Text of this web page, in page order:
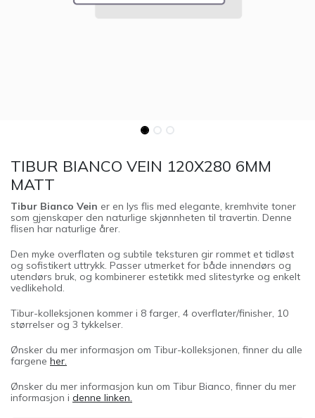
TIBUR BIANCO VEIN 120X280 6MM
MATT
Tibur Bianco Vein er en lys flis med elegante, kremhvite toner
som gjenskaper den naturlige skjønnheten til travertin. Denne
flisen har naturlige årer.
Den myke overflaten og subtile teksturen gir rommet et tidløst
og sofistikert uttrykk. Passer utmerket for både innendørs og
utendørs bruk, og kombinerer estetikk med slitestyrke og enkelt
vedlikehold.
Tibur-kolleksjonen kommer i 8 farger, 4 overflater/finisher, 10
størrelser og 3 tykkelser.
Ønsker du mer informasjon om Tibur-kolleksjonen, finner du alle
fargene her.
Ønsker du mer informasjon kun om Tibur Bianco, finner du mer
informasjon i denne linken.